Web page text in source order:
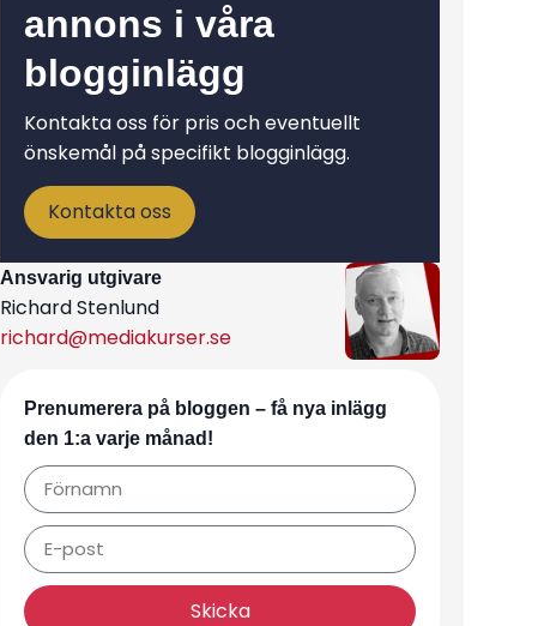
annons i våra
blogginlägg
Kontakta oss för pris och eventuellt
önskemål på specifikt blogginlägg.
Kontakta oss
Ansvarig utgivare
Richard Stenlund
richard@mediakurser.se
Prenumerera på bloggen – få nya inlägg
den 1:a varje månad!
Skicka